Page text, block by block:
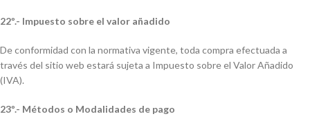
22º.- Impuesto sobre el valor añadido
De conformidad con la normativa vigente, toda compra efectuada a
través del sitio web estará sujeta a Impuesto sobre el Valor Añadido
(IVA).
23º.- Métodos o Modalidades de pago